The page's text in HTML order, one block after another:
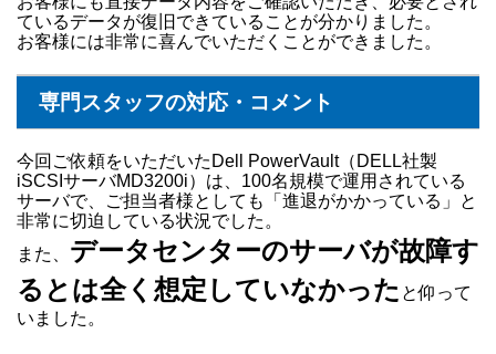
ているデータが復旧できていることが分かりました。
お客様には非常に喜んでいただくことができました。
専門スタッフの対応・コメント
今回ご依頼をいただいたDell PowerVault（DELL社製
iSCSIサーバMD3200i）は、100名規模で運用されている
サーバで、ご担当者様としても「進退がかかっている」と
非常に切迫している状況でした。
また、 データセンターのサーバが故障す
るとは全く想定していなかった と仰って
いました。